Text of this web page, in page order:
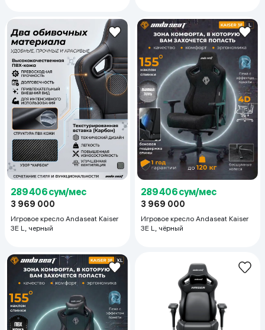
289 406 сум/мес
3 969 000
Игровое кресло Andaseat Kaiser
3E L, черный
289 406 сум/мес
3 969 000
Игровое кресло Andaseat Kaiser
3E L, чёрный